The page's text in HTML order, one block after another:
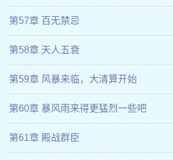
第57章 百无禁忌
第58章 天人五衰
第59章 风暴来临，大清算开始
第60章 暴风雨来得更猛烈一些吧
第61章 殿战群臣